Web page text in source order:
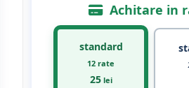
Achitare in
standard
12 rate
25lei